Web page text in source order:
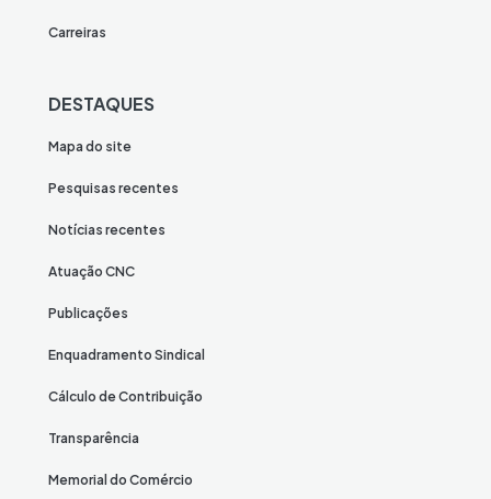
Carreiras
DESTAQUES
Mapa do site
Pesquisas recentes
Notícias recentes
Atuação CNC
Publicações
Enquadramento Sindical
Cálculo de Contribuição
Transparência
Memorial do Comércio